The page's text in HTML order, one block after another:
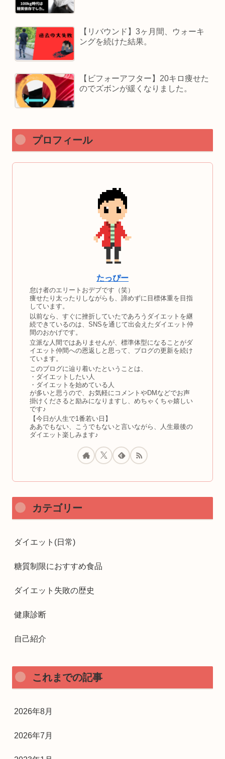
【リバウンド】3ヶ月間、ウォーキ
ングを続けた結果。
【ビフォーアフター】20キロ痩せた
のでズボンが緩くなりました。
プロフィール
たっぴー
怠け者のエリートおデブです（笑）
痩せたり太ったりしながらも、諦めずに目標体重を目指
しています。
以前なら、すぐに挫折していたであろうダイエットを継
続できているのは、SNSを通じて出会えたダイエット仲
間のおかげです。
立派な人間ではありませんが、標準体型になることがダ
イエット仲間への恩返しと思って、ブログの更新を続け
ています。
このブログに辿り着いたということは、
・ダイエットしたい人
・ダイエットを始めている人
が多いと思うので、お気軽にコメントやDMなどでお声
掛けくださると励みになりますし、めちゃくちゃ嬉しい
です♪
【今日が人生で1番若い日】
ああでもない、こうでもないと言いながら、人生最後の
ダイエット楽しみます♪
カテゴリー
ダイエット(日常)
糖質制限におすすめ食品
ダイエット失敗の歴史
健康診断
自己紹介
これまでの記事
2026年8月
2026年7月